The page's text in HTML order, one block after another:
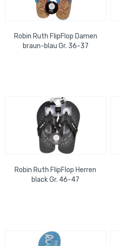
Robin Ruth FlipFlop Damen
braun-blau Gr. 36-37
Robin Ruth FlipFlop Herren
black Gr. 46-47